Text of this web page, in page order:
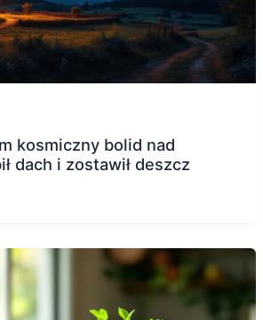
kosmiczny bolid nad
dach i zostawił deszcz